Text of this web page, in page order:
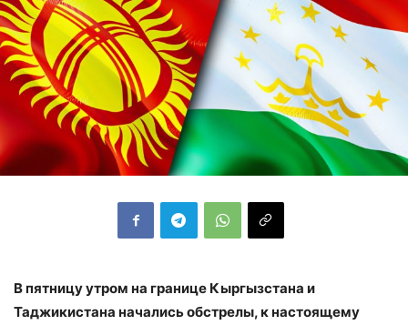
В пятницу утром на границе Кыргызстана и
Таджикистана начались обстрелы, к настоящему